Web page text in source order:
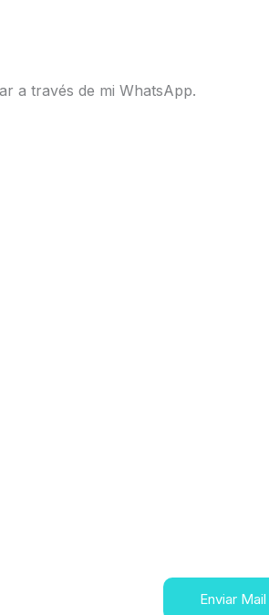
a través de mi WhatsApp.
Enviar Mail